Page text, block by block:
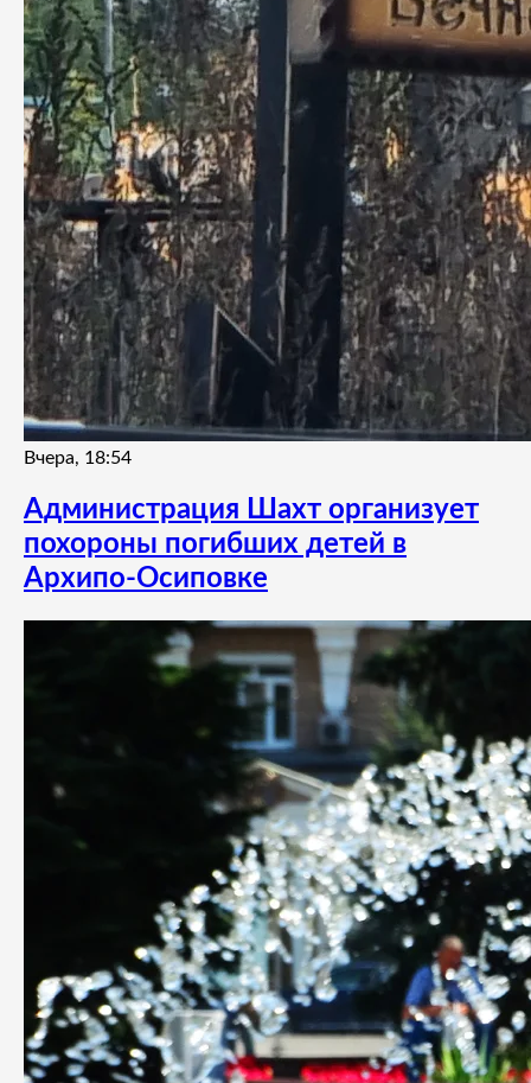
Вчера, 18:54
Администрация Шахт организует
похороны погибших детей в
Архипо-Осиповке